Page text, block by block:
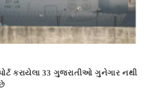
કરાયેલા 33 ગુજરાતીઓ ગુનેગાર નથી